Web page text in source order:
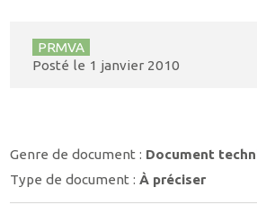
PRMVA
Posté le 1 janvier 2010
Genre de document : Document
Type de document :À préciser